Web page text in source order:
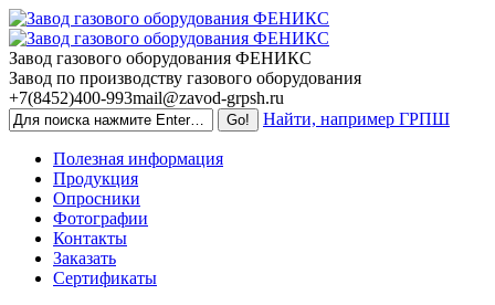
Skip
to
content
Завод газового оборудования ФЕНИКС
Завод по производству газового оборудования
+7(8452)400-993mail@zavod-grpsh.ru
Найти, например ГРПШ
Полезная информация
Продукция
Опросники
Фотографии
Контакты
Заказать
Сертификаты